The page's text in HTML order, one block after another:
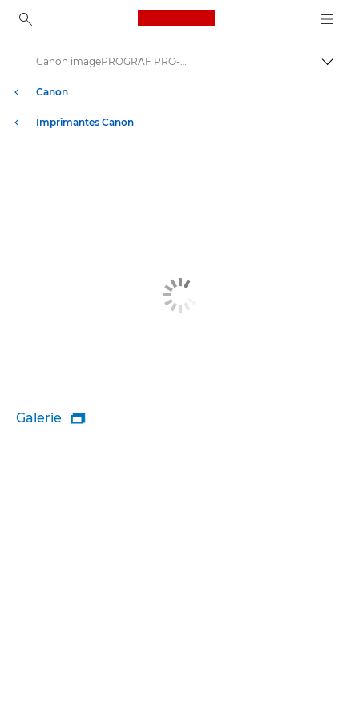
Canon Logo, back to
Canon
Imprimantes Canon
Canon imagePROGRAF PRO-1100 : imprimante de bureau A2
Galerie 